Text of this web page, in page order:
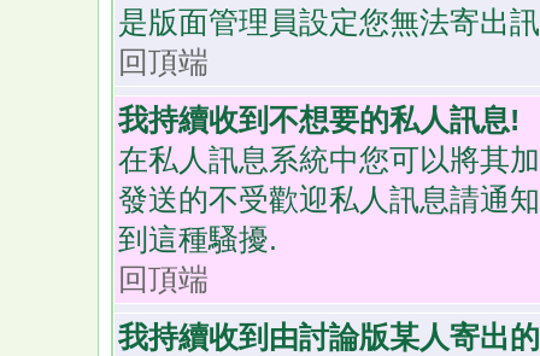
是版面管理員設定您無法寄出
回頂端
我持續收到不想要的私人訊息!
在私人訊息系統中您可以將其
發送的不受歡迎私人訊息請通
到這種騷擾.
回頂端
我持續收到由討論版某人寄出